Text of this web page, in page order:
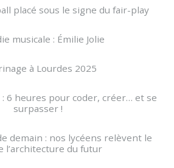
placé sous le signe du fair-play
musicale : Émilie Jolie
à Lourdes 2025
: 6 heures pour coder, créer… et se
surpasser !
demain : nos lycéens relèvent le
l’architecture du futur